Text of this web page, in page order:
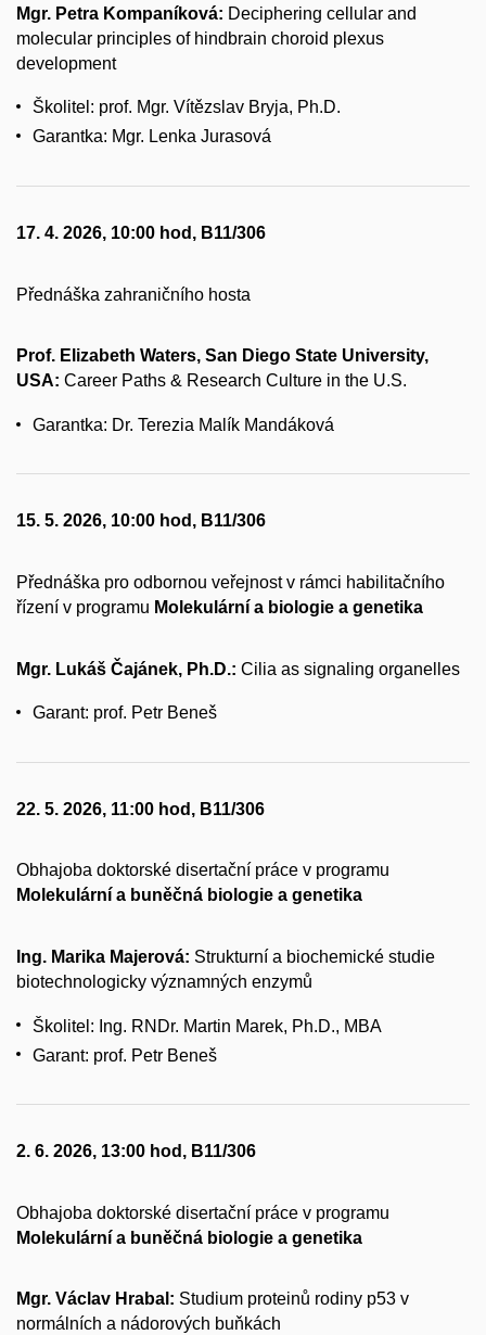
Mgr. Petra Kompaníková: Deciphering cellular and
molecular principles of hindbrain choroid plexus
development
Školitel: prof. Mgr. Vítězslav Bryja, Ph.D.
Garantka: Mgr. Lenka Jurasová
17. 4. 2026, 10:00 hod, B11/306
Přednáška zahraničního hosta
Prof. Elizabeth Waters, San Diego State University,
USA: Career Paths & Research Culture in the U.S.
Garantka: Dr. Terezia Malík Mandáková
15. 5. 2026, 10:00 hod, B11/306
Přednáška pro odbornou veřejnost v rámci habilitačního
řízení v programu Molekulární a biologie a genetika
Mgr. Lukáš Čajánek, Ph.D.: Cilia as signaling organelles
Garant: prof. Petr Beneš
22. 5. 2026, 11:00 hod, B11/306
Obhajoba doktorské disertační práce v programu
Molekulární a buněčná biologie a genetika
Ing. Marika Majerová: Strukturní a biochemické studie
biotechnologicky významných enzymů
Školitel: Ing. RNDr. Martin Marek, Ph.D., MBA
Garant: prof. Petr Beneš
2. 6. 2026, 13:00 hod, B11/306
Obhajoba doktorské disertační práce v programu
Molekulární a buněčná biologie a genetika
Mgr. Václav Hrabal: Studium proteinů rodiny p53 v
normálních a nádorových buňkách